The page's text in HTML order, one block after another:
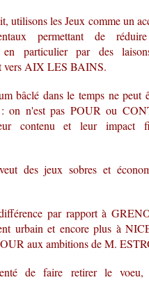
utilisons les Jeux comme un
permettant de
en particulier par des
vers AIX LES BAINS.
bâclé dans le temps ne peut
: on n'est pas POUR ou
contenu et leur impact
des jeux sobres et
par rapport à
urbain et encore plus à
aux ambitions de M.
de faire retirer le voeu,